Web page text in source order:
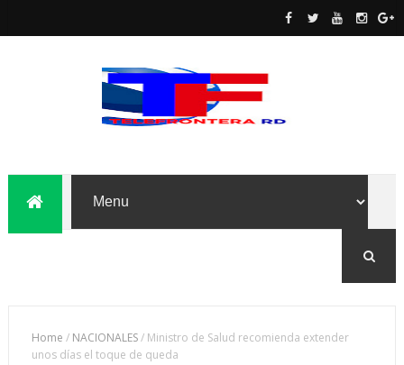
Home / NACIONALES/ Ministro de Salud recomienda extender
unos días el toque de queda